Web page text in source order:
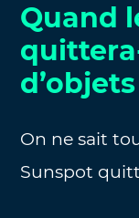
Quand
On ne sait
Sunspot